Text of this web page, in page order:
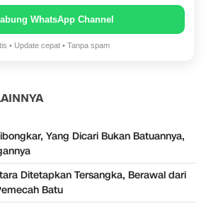
WhatsApp Channel
• Update cepat • Tanpa spam
Yang Dicari Bukan Batuannya,
Ditetapkan Tersangka, Berawal dari
Batu